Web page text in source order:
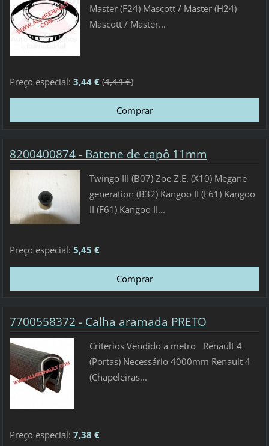
Master (F24) Mascott / Master (H24)
Mascott / Master...
Preço especial: 3,44 €(4,44 €)
8200400874 - Batene de capô 11mm
Twingo III (B07) Zoe Z.E. (X10) Megane
generation (B32) Kangoo II (F61) Kangoo
II (F61) Kangoo II...
Preço especial: 5,45 €
7700558372 - Calha aramada PRETO
Criterios Vendido a metro Renault 4
(Portas) Necessário 4000mm Renault 4
(Chapeleiras...
Preço especial: 7,38 €